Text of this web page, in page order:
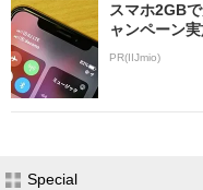
スマホ2GB
ャンペーン実
PR(IIJmio)
Special